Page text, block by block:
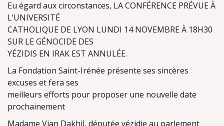
Eu égard aux circonstances, LA CONFÉRENCE PRÉVUE À
L’UNIVERSITÉ
CATHOLIQUE DE LYON LUNDI 14 NOVEMBRE À 18H30
SUR LE GÉNOCIDE DES
YÉZIDIS EN IRAK EST ANNULÉE.
La Fondation Saint-Irénée présente ses sincères
excuses et fera ses
meilleurs efforts pour proposer une nouvelle date
prochainement
Madame Vian Dakhil, députée yézidie au parlement